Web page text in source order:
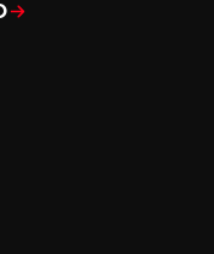
Mostrar todo